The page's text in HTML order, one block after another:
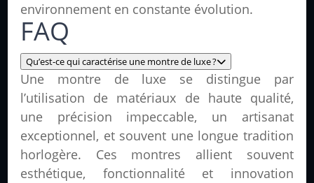
environnement en constante évolution.
FAQ
Qu’est-ce qui caractérise une montre de luxe ?
Une montre de luxe se distingue par
l’utilisation de matériaux de haute qualité,
une précision impeccable, un artisanat
exceptionnel, et souvent une longue tradition
horlogère. Ces montres allient souvent
esthétique, fonctionnalité et innovation